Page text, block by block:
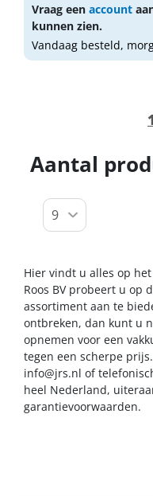
Vraag een account
kunnen zien.
Vandaag besteld,
Aantal
Hier vindt u alles op
Roos BV probeert u op
assortiment aan te
ontbreken, dan kunt u
opnemen voor een
tegen een scherpe
info@jrs.nl of
heel Nederland,
garantievoorwaarden.